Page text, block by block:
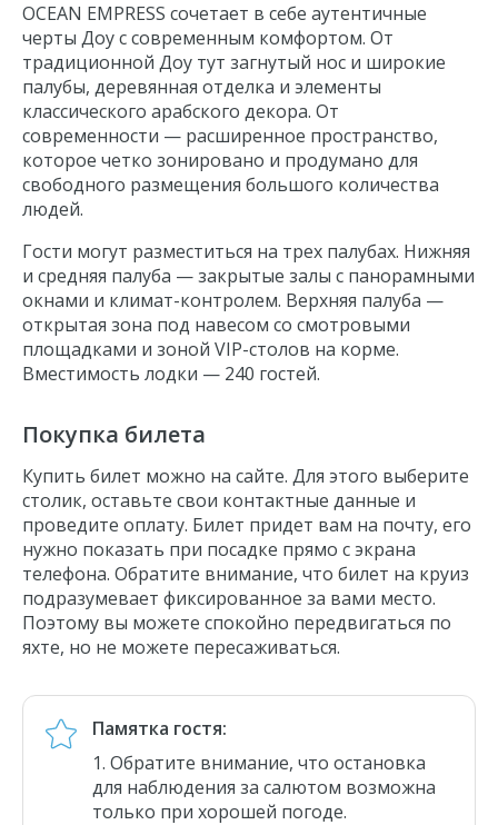
OCEAN EMPRESS сочетает в себе аутентичные
черты Доу с современным комфортом. От
традиционной Доу тут загнутый нос и широкие
палубы, деревянная отделка и элементы
классического арабского декора. От
современности — расширенное пространство,
которое четко зонировано и продумано для
свободного размещения большого количества
людей.
Гости могут разместиться на трех палубах. Нижняя
и средняя палуба — закрытые залы с панорамными
окнами и климат-контролем. Верхняя палуба —
открытая зона под навесом со смотровыми
площадками и зоной VIP-столов на корме.
Вместимость лодки — 240 гостей.
Покупка билета
Купить билет можно на сайте. Для этого выберите
столик, оставьте свои контактные данные и
проведите оплату. Билет придет вам на почту, его
нужно показать при посадке прямо с экрана
телефона. Обратите внимание, что билет на круиз
подразумевает фиксированное за вами место.
Поэтому вы можете спокойно передвигаться по
яхте, но не можете пересаживаться.
Памятка гостя:
Обратите внимание, что остановка
для наблюдения за салютом возможна
только при хорошей погоде.